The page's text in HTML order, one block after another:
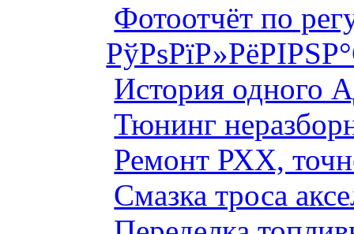
Фотоотчёт по
История одного
Тюнинг
Ремонт РХХ,
Смазка троса